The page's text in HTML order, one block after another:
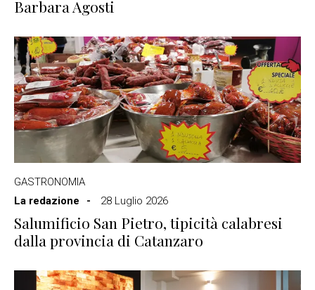
Barbara Agosti
GASTRONOMIA
La redazione
28 Luglio 2026
Salumificio San Pietro, tipicità calabresi
dalla provincia di Catanzaro